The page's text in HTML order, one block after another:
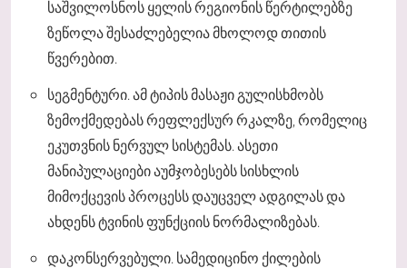
საშვილოსნოს ყელის რეგიონის წერტილებზე
ზეწოლა შესაძლებელია მხოლოდ თითის
წვერებით.
სეგმენტური. ამ ტიპის მასაჟი გულისხმობს
ზემოქმედებას რეფლექსურ რკალზე, რომელიც
ეკუთვნის ნერვულ სისტემას. ასეთი
მანიპულაციები აუმჯობესებს სისხლის
მიმოქცევის პროცესს დაუცველ ადგილას და
ახდენს ტვინის ფუნქციის ნორმალიზებას.
დაკონსერვებული. სამედიცინო ქილების